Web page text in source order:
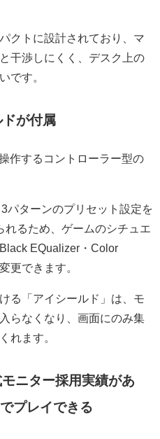
クトに設計されており、マ
干渉しにくく、デスク上の
です。
が付属
作するコントローラー型の
パターンのプリセット設定を
れるため、ゲームのシチュエ
EQualizer・Color
更できます。
る「アイシールド」は、モ
らなくなり、画面にのみ集
れます。
ニター採用実績があ
プレイできる